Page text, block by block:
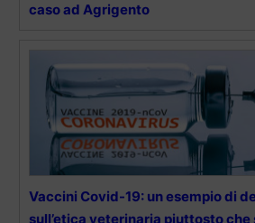
caso ad Agrigento
Vaccini Covid-19: un esempio di
sull’etica veterinaria piuttosto che